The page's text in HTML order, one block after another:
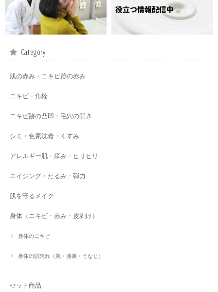
Category
肌の赤み・ニキビ跡の赤み
ニキビ・角栓
ニキビ跡の凸凹・毛穴の開き
シミ・色素沈着・くすみ
アレルギー肌・痒み・ヒリヒリ
エイジング・たるみ・弾力
肌を守るメイク
身体（ニキビ・赤み・皮剥け）
身体のニキビ
身体の肌荒れ（腕・膝裏・うなじ）
セット商品